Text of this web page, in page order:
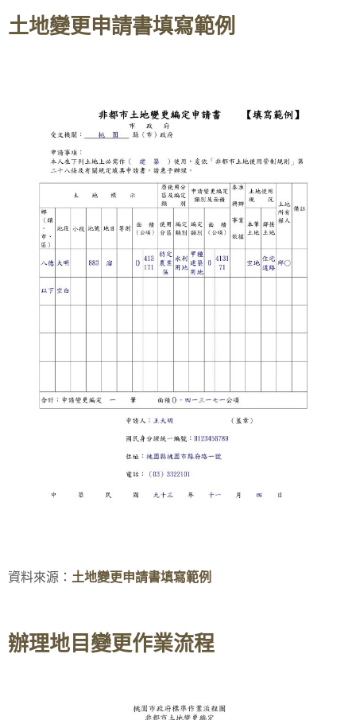
土地變更申請書填寫範例
資料來源： 土地變更申請書填寫範例
辦理地目變更作業流程